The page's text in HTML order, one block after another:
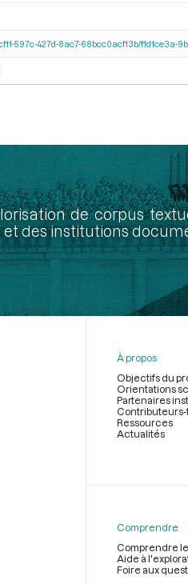
597c-427d-8ac7-68bcc0acf13b/f1d1ce3a-
de corpus
des institutions
page
À propos
Objectifs du
Orientations
Partenaires
Ressources
Actualités
Comprendre
Comprendre
Aide à
Foire aux